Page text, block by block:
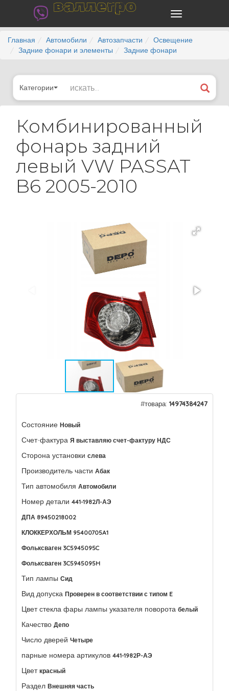
валлегро
Главная Автомобили Автозапчасти
Освещение
Задние фонари и элементы
Задние фонари
Категории
Комбинированный
фонарь задний
левый VW PASSAT
B6 2005-2010
#товара: 14974384247
Состояние Новый
Счет-фактура Я выставляю счет-фактуру НДС
Сторона установки слева
Производитель части Абак
Тип автомобиля Автомобили
Номер детали 441-1982Л-АЭ
ДПА 89450218002
КЛОККЕРХОЛЬМ 95400705A1
Фольксваген 3C5945095C
Фольксваген 3C5945095H
Тип лампы Сид
Вид допуска Проверен в соответствии с типом E
Цвет стекла фары лампы указателя поворота белый
Качество Депо
Число дверей Четыре
парные номера артикулов 441-1982Р-АЭ
Цвет красный
Раздел Внешняя часть